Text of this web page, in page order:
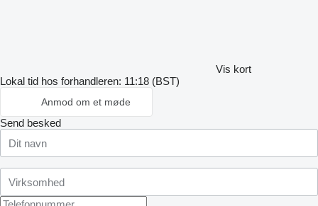
Vis kort
Lokal tid hos forhandleren: 11:18 (BST)
Anmod om et møde
Send besked